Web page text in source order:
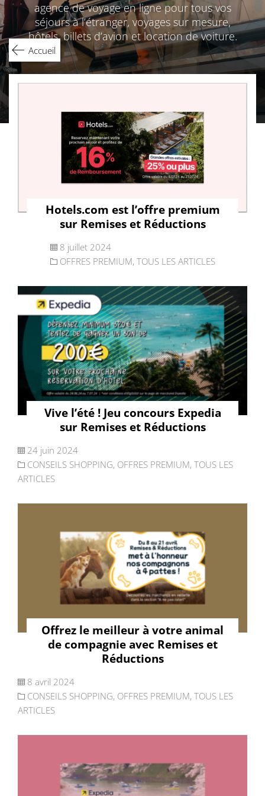
agence de voyage en ligne pour tous vos
séjours à l’étranger, voyages sur mesure,
hôtels, billets d’avion et location de voiture.
Accueil
Hotels.com est l’offre premium
sur Remises et Réductions
8 juillet 2024
OFFRES PREMIUM, TOUS LES ARTICLES
Vive l’été ! Jeu concours Expedia
sur Remises et Réductions
24 juin 2024
CONSEILS SHOPPING, OFFRES PREMIUM, TOUS LES
ARTICLES
Offrez le meilleur à votre animal
de compagnie avec Remises et
Réductions
8 avril 2024
CONSEILS SHOPPING, OFFRES PREMIUM, TOUS LES
ARTICLES